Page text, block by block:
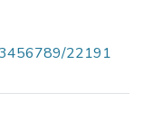
22191